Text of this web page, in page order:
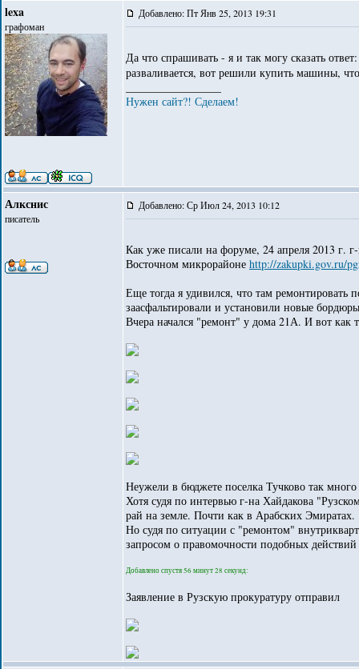
lexa
графоман
Добавлено: Пт Янв 25, 2013 19:31
Да что спрашивать - я и так могу сказать
разваливается, вот решили купить машины,
Нужен сайт?! Сделаем!
Алкснис
писатель
Добавлено: Ср Июл 24, 2013 10:12
Как уже писали на форуме, 24 апреля 2013 г.
Восточном микрорайоне http://zakupki.gov.ru/
Еще тогда я удивился, что там
заасфальтировали и установили новые
Вчера начался "ремонт" у дома 21А. И вот как
Неужели в бюджете поселка Тучково так
Хотя судя по интервью г-на Хайдакова
рай на земле. Почти как в Арабских Эмиратах.
Но судя по ситуации с "ремонтом"
запросом о правомочности подобных
Добавлено спустя 56 минут 28 секунд:
Заявление в Рузскую прокуратуру отправил